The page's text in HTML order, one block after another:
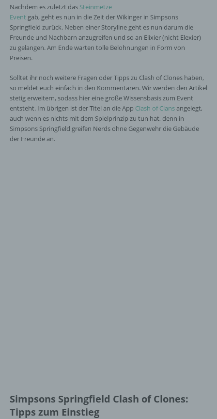
Nachdem es zuletzt das Steinmetze
Event gab, geht es nun in die Zeit der Wikinger in Simpsons
Springfield zurück. Neben einer Storyline geht es nun darum die
Freunde und Nachbarn anzugreifen und so an Elixier (nicht Elexier)
zu gelangen. Am Ende warten tolle Belohnungen in Form von
Preisen.
Solltet ihr noch weitere Fragen oder Tipps zu Clash of Clones haben,
so meldet euch einfach in den Kommentaren. Wir werden den Artikel
stetig erweitern, sodass hier eine große Wissensbasis zum Event
entsteht. Im übrigen ist der Titel an die App Clash of Clansangelegt,
auch wenn es nichts mit dem Spielprinzip zu tun hat, denn in
Simpsons Springfield greifen Nerds ohne Gegenwehr die Gebäude
der Freunde an.
Simpsons Springfield Clash of Clones:
Tipps zum Einstieg